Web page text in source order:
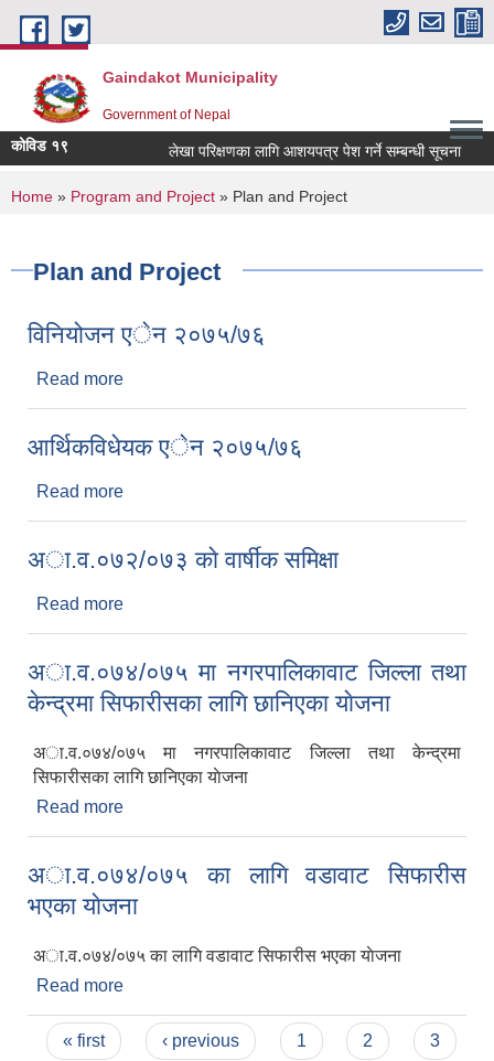
Skip to main content
Gaindakot Municipality
Government of Nepal
कोविड १९ लेखा परिक्षणका लागि आशयपत्र पेश गर्ने सम्बन्धी सूचना
You are here
Home » Program and Project » Plan and Project
Plan and Project
विनियोजन एेन २०७५/७६
Read more
आर्थिकविधेयक एेन २०७५/७६
Read more
अा.व.०७२/०७३ काे वार्षीक समिक्षा
Read more
अा.व.०७४/०७५ मा नगरपालिकावाट जिल्ला तथा
केन्द्रमा सिफारीसका लागि छानिएका याेजना
अा.व.०७४/०७५ मा नगरपालिकावाट जिल्ला तथा केन्द्रमा
सिफारीसका लागि छानिएका याेजना
Read more
अा.व.०७४/०७५ का लागि वडावाट सिफारीस
भएका याेजना
अा.व.०७४/०७५ का लागि वडावाट सिफारीस भएका याेजना
Read more
Pages
« first ‹ previous 1 2
3